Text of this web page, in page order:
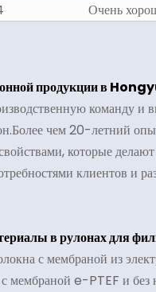
Очень
продукции в
команду и
чем 20-летний
которые
клиентов и
в рулонах для
с мембраной из
мембраной e-PTEF и без